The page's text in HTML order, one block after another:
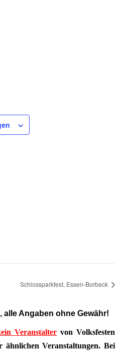
Schlossparkfest, Essen-Borbeck
Angaben ohne Gewähr!
Veranstalter von Volksfesten
ähnlichen Veranstaltungen. Bei